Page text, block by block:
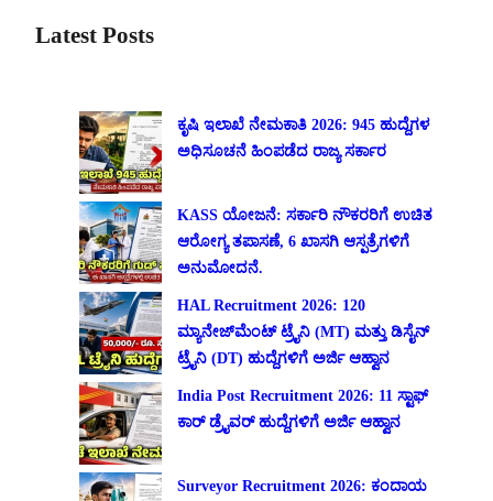
Latest Posts
ಕೃಷಿ ಇಲಾಖೆ ನೇಮಕಾತಿ 2026: 945 ಹುದ್ದೆಗಳ
ಅಧಿಸೂಚನೆ ಹಿಂಪಡೆದ ರಾಜ್ಯ ಸರ್ಕಾರ
KASS ಯೋಜನೆ: ಸರ್ಕಾರಿ ನೌಕರರಿಗೆ ಉಚಿತ
ಆರೋಗ್ಯ ತಪಾಸಣೆ, 6 ಖಾಸಗಿ ಆಸ್ಪತ್ರೆಗಳಿಗೆ
ಅನುಮೋದನೆ.
HAL Recruitment 2026: 120
ಮ್ಯಾನೇಜ್‌ಮೆಂಟ್ ಟ್ರೈನಿ (MT) ಮತ್ತು ಡಿಸೈನ್
ಟ್ರೈನಿ (DT) ಹುದ್ದೆಗಳಿಗೆ ಅರ್ಜಿ ಆಹ್ವಾನ
India Post Recruitment 2026: 11 ಸ್ಟಾಫ್
ಕಾರ್ ಡ್ರೈವರ್ ಹುದ್ದೆಗಳಿಗೆ ಅರ್ಜಿ ಆಹ್ವಾನ
Surveyor Recruitment 2026: ಕಂದಾಯ